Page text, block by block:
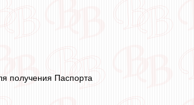
получения Паспорта